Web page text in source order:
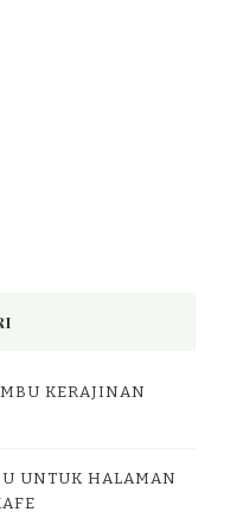
KERAJINAN
UNTUK HALAMAN